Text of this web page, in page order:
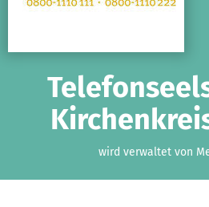
wird verwaltet von